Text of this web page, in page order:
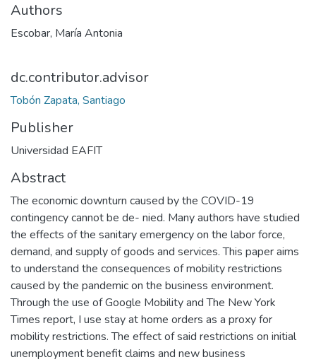
Authors
Escobar, María Antonia
dc.contributor.advisor
Tobón Zapata, Santiago
Publisher
Universidad EAFIT
Abstract
The economic downturn caused by the COVID-19
contingency cannot be de- nied. Many authors have studied
the effects of the sanitary emergency on the labor force,
demand, and supply of goods and services. This paper aims
to understand the consequences of mobility restrictions
caused by the pandemic on the business environment.
Through the use of Google Mobility and The New York
Times report, I use stay at home orders as a proxy for
mobility restrictions. The effect of said restrictions on initial
unemployment benefit claims and new business